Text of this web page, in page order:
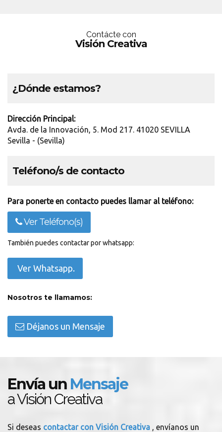
Contácte con
Visión Creativa
¿Dónde estamos?
Dirección Principal:
Avda. de la Innovación, 5. Mod 217. 41020 SEVILLA
Sevilla - (Sevilla)
Teléfono/s de contacto
Para ponerte en contacto puedes llamar al teléfono:
Ver Teléfono(s)
También puedes contactar por whatsapp:
Ver Whatsapp.
Nosotros te llamamos:
Déjanos un Mensaje
Envía un Mensaje
a Visión Creativa
Si deseas contactar con Visión Creativa , envíanos un